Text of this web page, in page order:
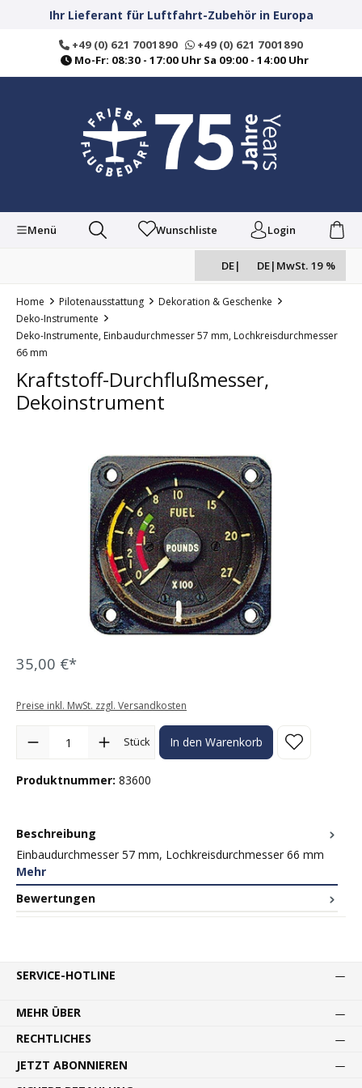
springenIhr Lieferant für Luftfahrt-Zubehör in Europa
+49 (0) 621 7001890
+49 (0) 621 7001890
Mo-Fr: 08:30 - 17:00 Uhr Sa 09:00 - 14:00 Uhr
Menü Wunschliste Login
DE| DE| MwSt. 19 %
Home Pilotenausstattung
Dekoration & Geschenke
Deko-Instrumente
Deko-Instrumente, Einbaudurchmesser 57 mm, Lochkreisdurchmesser
66 mm
Kraftstoff-Durchflußmesser,
Dekoinstrument
Bildergalerie überspringen
35,00 €*
Preise inkl. MwSt. zzgl. Versandkosten
Produkt Anzahl: Gib den gewünschten Wert ein oder benutze die
Stück In den Warenkorb
Produktnummer: 83600
Beschreibung
Einbaudurchmesser 57 mm, Lochkreisdurchmesser 66 mm
Mehr
Bewertungen
SERVICE-HOTLINE
MEHR ÜBER
RECHTLICHES
JETZT ABONNIEREN